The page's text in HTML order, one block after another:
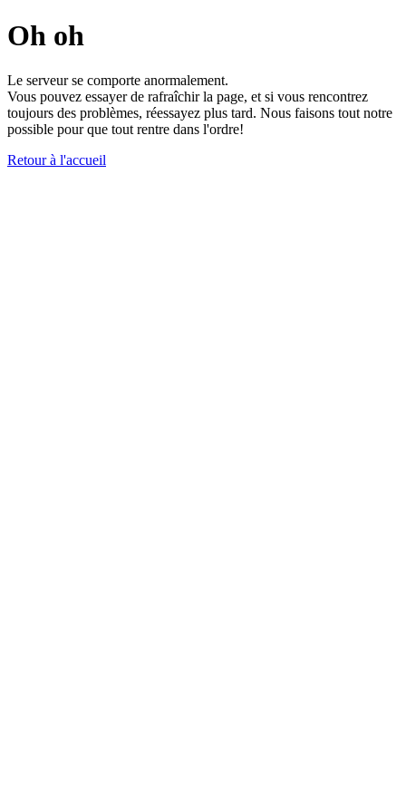
Oh oh
Le serveur se comporte anormalement.
Vous pouvez essayer de rafraîchir la page, et si vous rencontrez
toujours des problèmes, réessayez plus tard. Nous faisons tout notre
possible pour que tout rentre dans l'ordre!
Retour à l'accueil